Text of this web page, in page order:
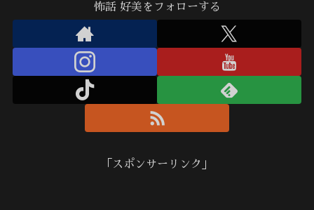
怖話 好美をフォローする
「スポンサーリンク」